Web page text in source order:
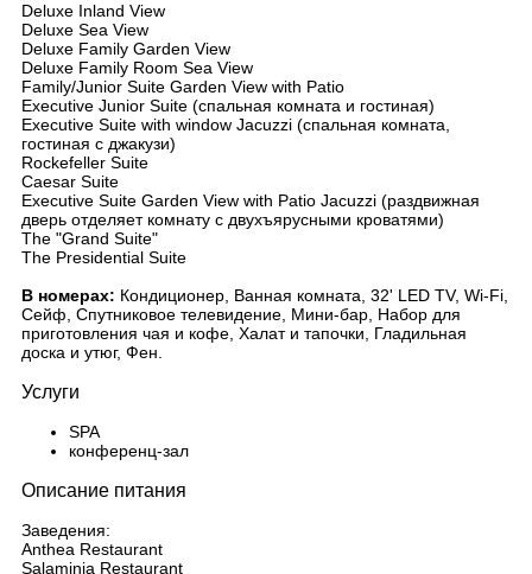
Deluxe Inland View
Deluxe Sea View
Deluxe Family Garden View
Deluxe Family Room Sea View
Family/Junior Suite Garden View with Patio
Executive Junior Suite (спальная комната и гостиная)
Executive Suite with window Jacuzzi (спальная комната,
гостиная с джакузи)
Rockefeller Suite
Caesar Suite
Executive Suite Garden View with Patio Jacuzzi (раздвижная
дверь отделяет комнату с двухъярусными кроватями)
The "Grand Suite"
The Presidential Suite
В номерах: Кондиционер, Ванная комната, 32' LED TV, Wi-Fi,
Сейф, Спутниковое телевидение, Мини-бар, Набор для
приготовления чая и кофе, Халат и тапочки, Гладильная
доска и утюг, Фен.
Услуги
SPA
конференц-зал
Описание питания
Заведения:
Anthea Restaurant
Salaminia Restaurant